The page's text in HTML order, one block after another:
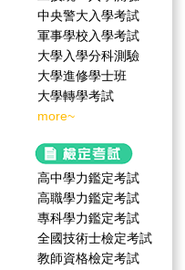
中央警大入學考試
軍事學校入學考試
大學入學分科測驗
大學進修學士班
大學轉學考試
more~
高中學力鑑定考試
高職學力鑑定考試
專科學力鑑定考試
全國技術士檢定考試
教師資格檢定考試